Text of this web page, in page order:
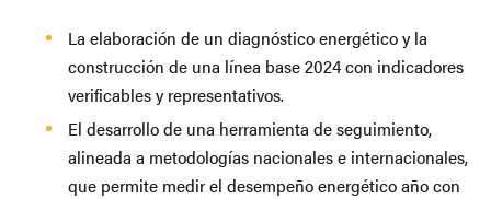
La elaboración de un diagnóstico energético y la
construcción de una línea base 2024 con indicadores
verificables y representativos.
El desarrollo de una herramienta de seguimiento,
alineada a metodologías nacionales e internacionales,
que permite medir el desempeño energético año con